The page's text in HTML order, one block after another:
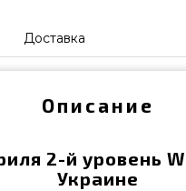
Доставка
Описание
2-й уровень
Украине